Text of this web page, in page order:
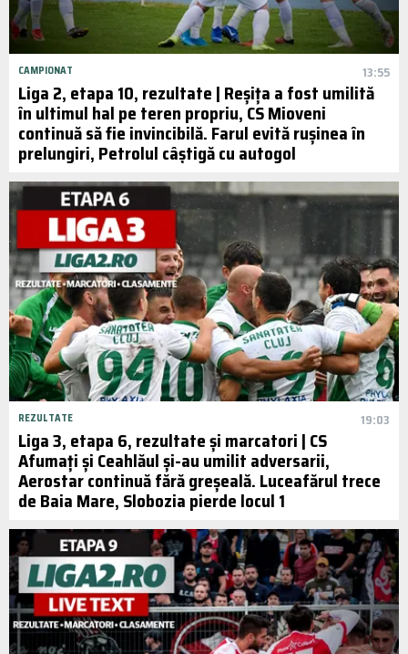
CAMPIONAT 13:55
Liga 2, etapa 10, rezultate | Reșița a fost umilită
în ultimul hal pe teren propriu, CS Mioveni
continuă să fie invincibilă. Farul evită rușinea în
prelungiri, Petrolul câștigă cu autogol
REZULTATE 19:03
Liga 3, etapa 6, rezultate și marcatori | CS
Afumați și Ceahlăul și-au umilit adversarii,
Aerostar continuă fără greșeală. Luceafărul trece
de Baia Mare, Slobozia pierde locul 1